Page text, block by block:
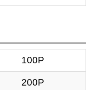
100P
200P